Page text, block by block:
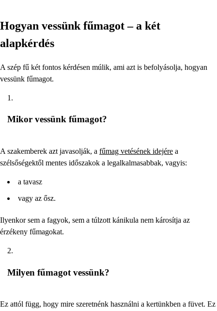
Hogyan vessünk fűmagot – a két
alapkérdés
A szép fű két fontos kérdésen múlik, ami azt is befolyásolja, hogyan
vessünk fűmagot.
Mikor vessünk fűmagot?
A szakemberek azt javasolják, a fűmag vetésének idejére a
szélsőségektől mentes időszakok a legalkalmasabbak, vagyis:
a tavasz
vagy az ősz.
Ilyenkor sem a fagyok, sem a túlzott kánikula nem károsítja az
érzékeny fűmagokat.
Milyen fűmagot vessünk?
Ez attól függ, hogy mire szeretnénk használni a kertünkben a füvet. Ez